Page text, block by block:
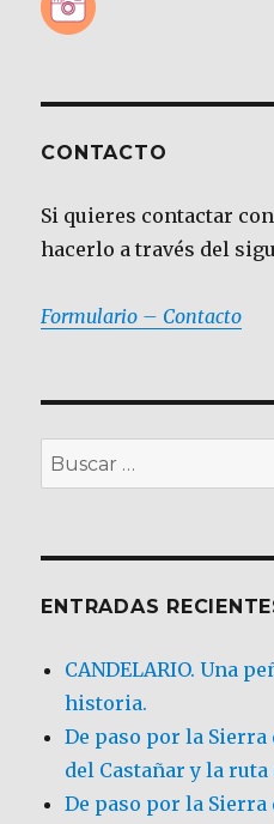
CONTACTO
Si quieres contactar
hacerlo a través del
Formulario – Contacto
Buscar
por:
ENTRADAS
CANDELARIO. Una
historia.
De paso por la
del Castañar y la
De paso por la